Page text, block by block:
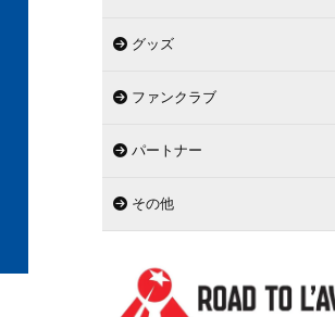
グッズ
ファンクラブ
パートナー
その他